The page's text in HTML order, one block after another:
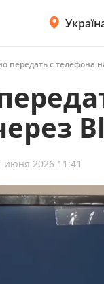
передать с телефона
июня 2026 11:41